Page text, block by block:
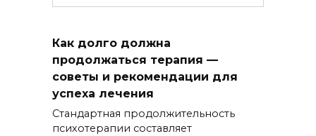
Как долго должна
продолжаться терапия —
советы и рекомендации для
успеха лечения
Стандартная продолжительность
психотерапии составляет